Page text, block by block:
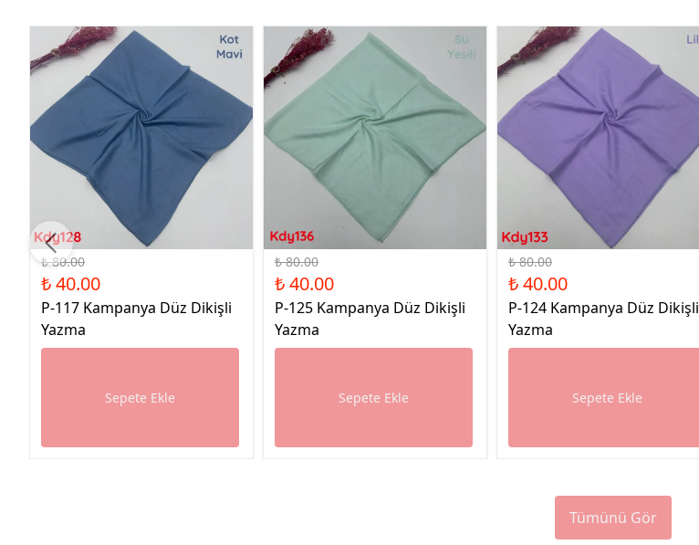
%50 İndirim
₺ 80.00
₺ 40.00
P-117 Kampanya Düz Dikişli
Yazma
Sepete Ekle
%50 İndirim
₺ 80.00
₺ 40.00
P-125 Kampanya Düz Dikişli
Yazma
Sepete Ekle
%50 İndirim
₺ 80.00
₺ 40.00
P-124 Kampanya Düz Dikişli
Yazma
Sepete Ekle
Tümünü Gör